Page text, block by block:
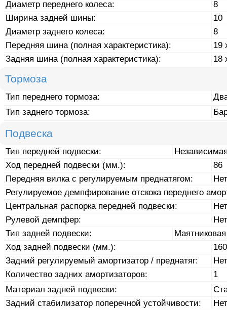
Диаметр переднего колеса:
8
Ширина задней шины:
10
Диаметр заднего колеса:
8
Передняя шина (полная характеристика):
19
Задняя шина (полная характеристика):
18
Тормоза
Тип переднего тормоза:
Тип заднего тормоза:
Подвеска
Тип передней подвески:
Ход передней подвески (мм.):
86
Передняя вилка с регулируемым преднатягом:
Нет
Регулируемое демпфирование отскока переднего
Центральная распорка передней подвески:
Нет
Рулевой демпфер:
Нет
Тип задней подвески:
Маятниковая
Ход задней подвески (мм.):
160
Задний регулируемый амортизатор / преднатяг:
Нет
Количество задних амортизаторов:
1
Материал задней подвески:
Задний стабилизатор поперечной устойчивости:
Нет